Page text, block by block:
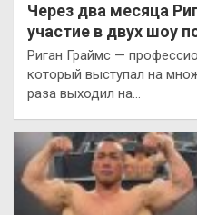
Через два месяца
участие в двух шоу
Риган Граймс —
который выступал на
раза выходил на…